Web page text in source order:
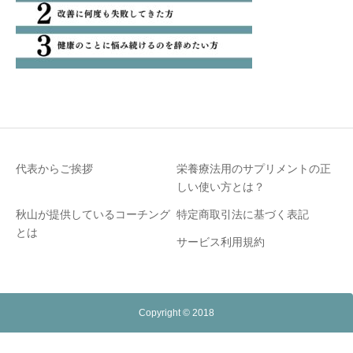
代表からご挨拶
栄養療法用のサプリメントの正
しい使い方とは？
秋山が提供しているコーチング
とは
特定商取引法に基づく表記
サービス利用規約
Copyright © 2018